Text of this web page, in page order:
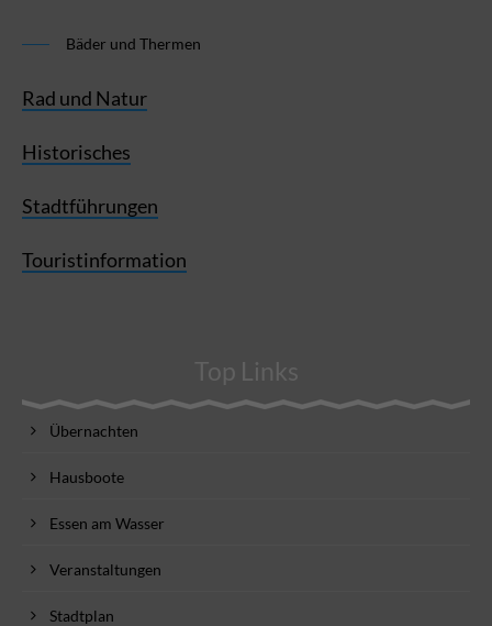
Bäder und Thermen
Rad und Natur
Historisches
Stadtführungen
Touristinformation
Top Links
Übernachten
Hausboote
Essen am Wasser
Veranstaltungen
Stadtplan